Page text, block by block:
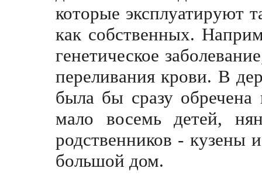
которые эксплуатируют
как собственных.
генетическое
переливания крови. В
была бы сразу
мало восемь детей,
родственников - кузены
большой дом.